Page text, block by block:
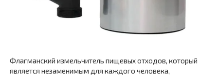
Флагманский измельчитель пищевых отходов, который
является незаменимым для каждого человека,